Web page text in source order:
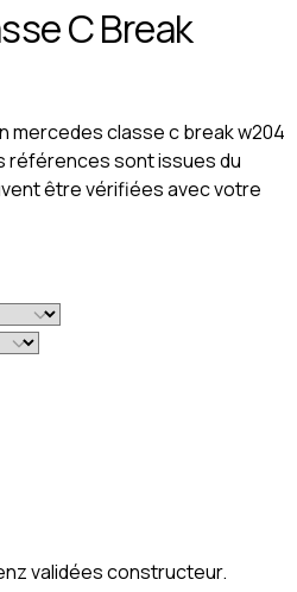
C Break
mercedes classe c break w204
références sont issues du
être vérifiées avec votre
validées constructeur.